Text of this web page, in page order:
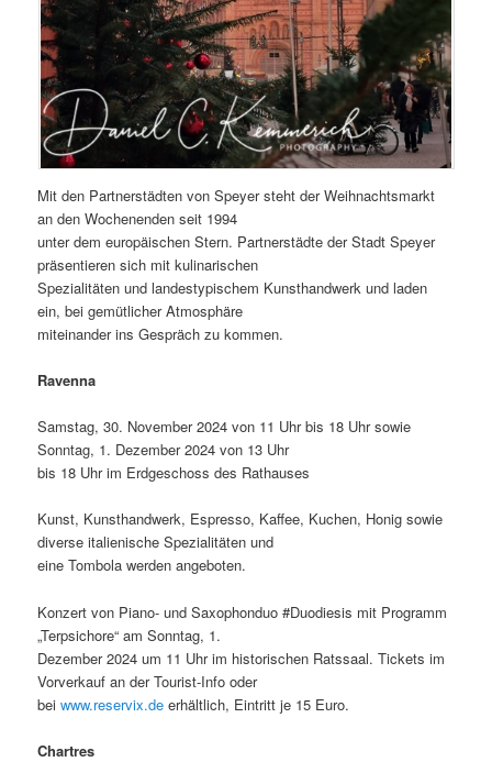
Mit den Partnerstädten von Speyer steht der Weihnachtsmarkt
an den Wochenenden seit 1994
unter dem europäischen Stern. Partnerstädte der Stadt Speyer
präsentieren sich mit kulinarischen
Spezialitäten und landestypischem Kunsthandwerk und laden
ein, bei gemütlicher Atmosphäre
miteinander ins Gespräch zu kommen.
Ravenna
Samstag, 30. November 2024 von 11 Uhr bis 18 Uhr sowie
Sonntag, 1. Dezember 2024 von 13 Uhr
bis 18 Uhr im Erdgeschoss des Rathauses
Kunst, Kunsthandwerk, Espresso, Kaffee, Kuchen, Honig sowie
diverse italienische Spezialitäten und
eine Tombola werden angeboten.
Konzert von Piano- und Saxophonduo #Duodiesis mit Programm
„Terpsichore“ am Sonntag, 1.
Dezember 2024 um 11 Uhr im historischen Ratssaal. Tickets im
Vorverkauf an der Tourist-Info oder
beiwww.reservix.de erhältlich, Eintritt je 15 Euro.
Chartres